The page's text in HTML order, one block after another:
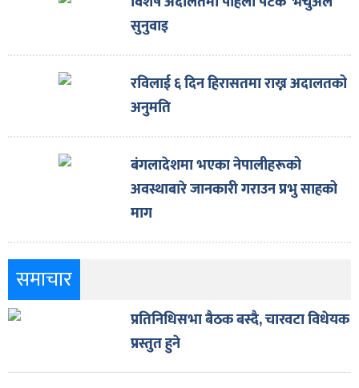
सुनुवाइ
रविलाई ६ दिन हिरासतमा राख्न अदालतको
अनुमति
बंगलादेशमा भएका नेपालीहरूको
अवस्थाबारे जानकारी गराउन प्रभु साहको
माग
समाचार
प्रतिनिधिसभा बैठक बस्दै, चारवटा विधेयक
प्रस्तुत हुने